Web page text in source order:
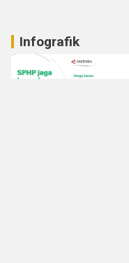
Infografik